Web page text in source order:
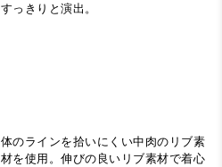
すっきりと演出。
体のラインを拾いにくい中肉のリブ素
材を使用。伸びの良いリブ素材で着心